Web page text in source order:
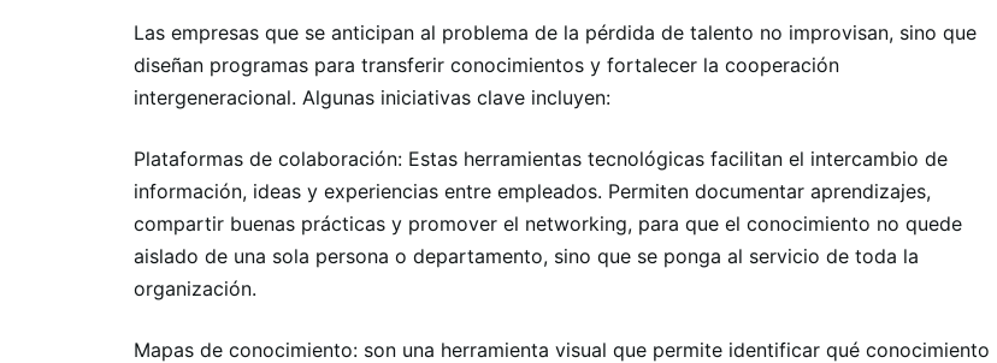
Las empresas que se anticipan al problema de la pérdida de talento no improvisan, sino que
diseñan programas para transferir conocimientos y fortalecer la cooperación
intergeneracional. Algunas iniciativas clave incluyen:
Plataformas de colaboración: Estas herramientas tecnológicas facilitan el intercambio de
información, ideas y experiencias entre empleados. Permiten documentar aprendizajes,
compartir buenas prácticas y promover el networking, para que el conocimiento no quede
aislado de una sola persona o departamento, sino que se ponga al servicio de toda la
organización.
Mapas de conocimiento: son una herramienta visual que permite identificar qué conocimiento